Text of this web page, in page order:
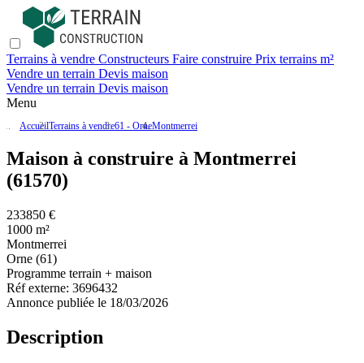
Terrains à vendre Constructeurs Faire construire Prix terrains m²
Vendre un terrain Devis maison
Vendre un terrain Devis maison
Menu
AccueilTerrains à vendre61 - OrneMontmerrei
Maison à construire à Montmerrei
(61570)
233850 €
1000 m²
Montmerrei
Orne (61)
Programme terrain + maison
Réf externe: 3696432
Annonce publiée le 18/03/2026
Description